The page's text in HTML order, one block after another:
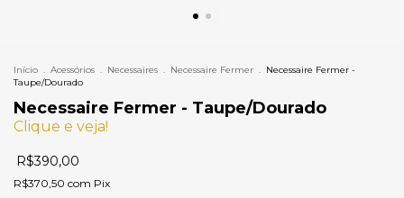
Início . Acessórios . Necessaires . Necessaire Fermer . Necessaire Fermer -
Taupe/Dourado
Necessaire Fermer - Taupe/Dourado
Clique e veja!
R$390,00
R$370,50 com Pix